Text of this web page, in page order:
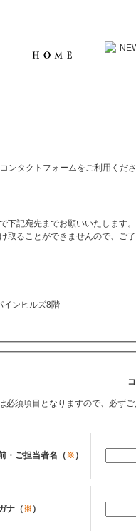
ンタクトフォームをご利用くだ
下記宛先までお願いいたします。
取ることができませんので、ご
インヒルズ8階
必須項目となりますので、必ず
・ご担当者名（※ ）
ナ（※ ）